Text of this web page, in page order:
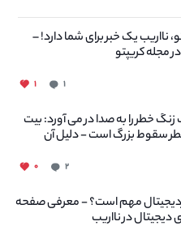
نااریب یک خبر برای شما دارد! –
مجله کریپتو
۱ ۱
خطر را به صدا در می آورد: بیت
سقوط بزرگ است - دلیل آن
۲ ۰
مهم است؟ - معرفی صفحه
دیجیتال در نااریب